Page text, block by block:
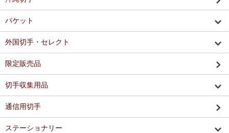
パケット
外国切手・セレクト
限定販売品
切手収集用品
通信用切手
ステーショナリー